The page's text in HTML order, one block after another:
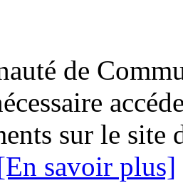
de
sur le site
savoir plus]